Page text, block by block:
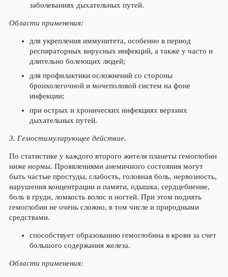
заболеваниях дыхательных путей.
Области применения:
для укрепления иммунитета, особенно в период
респираторных вирусных инфекций, а также у часто и
длительно болеющих людей;
для профилактики осложнений со стороны
бронхолегочной и мочеполовой систем на фоне
инфекции;
при острых и хронических инфекциях верхних
дыхательных путей.
3. Гемостимулирующее действие.
По статистике у каждого второго жителя планеты гемоглобин
ниже нормы. Проявлениями анемичного состояния могут
быть частые простуды, слабость, головная боль, нервозность,
нарушения концентрации и памяти, одышка, сердцебиение,
боль в груди, ломкость волос и ногтей. При этом поднять
гемоглобин не очень сложно, в том числе и природными
средствами.
способствует образованию гемоглобина в крови за счет
большого содержания железа.
Области применения: